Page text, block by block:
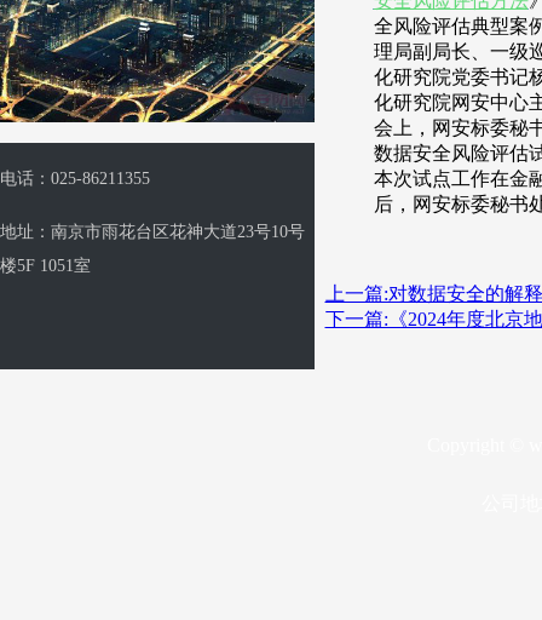
电话：025-86211355
地址：南京市雨花台区花神大道23号10号
楼5F 1051室
全风险评估典型案
理局副局长、一级
化研究院党委书记
化研究院网安中心
会上，网安标委秘
数据安全风险评估
本次试点工作在金
后，网安标委秘书
上一篇:对数据安全的解
下一篇:《2024年度北京